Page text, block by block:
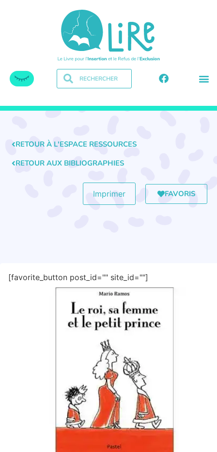
RETOUR À L'ESPACE RESSOURCES
RETOUR AUX BIBLIOGRAPHIES
Imprimer FAVORIS
[favorite_button post_id="" site_id=""]